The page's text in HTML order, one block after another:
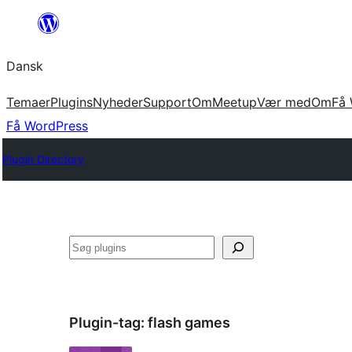
Spring
indhold
Dansk
TemaerPluginsNyhederSupportOmMeetupVær medOmFå
Få WordPress
Plugin Directory
Søg
Plugin-tag: flash games